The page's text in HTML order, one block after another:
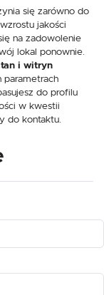
się zarówno do
jakości
na zadowolenie
lokal ponownie.
i witryn
parametrach
do profilu
w kwestii
do kontaktu.